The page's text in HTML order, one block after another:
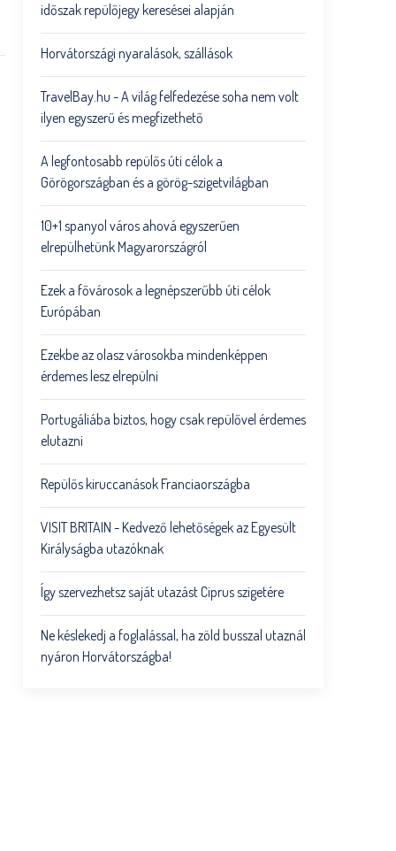
időszak repülőjegy keresései alapján
Horvátországi nyaralások, szállások
TravelBay.hu - A világ felfedezése soha nem volt
ilyen egyszerű és megfizethető
A legfontosabb repülős úti célok a
Görögországban és a görög-szigetvilágban
10+1 spanyol város ahová egyszerűen
elrepülhetünk Magyarországról
Ezek a fővárosok a legnépszerűbb úti célok
Európában
Ezekbe az olasz városokba mindenképpen
érdemes lesz elrepülni
Portugáliába biztos, hogy csak repülővel érdemes
elutazni
Repülős kiruccanások Franciaországba
VISIT BRITAIN - Kedvező lehetőségek az Egyesült
Királyságba utazóknak
Így szervezhetsz saját utazást Ciprus szigetére
Ne késlekedj a foglalással, ha zöld busszal utaznál
nyáron Horvátországba!